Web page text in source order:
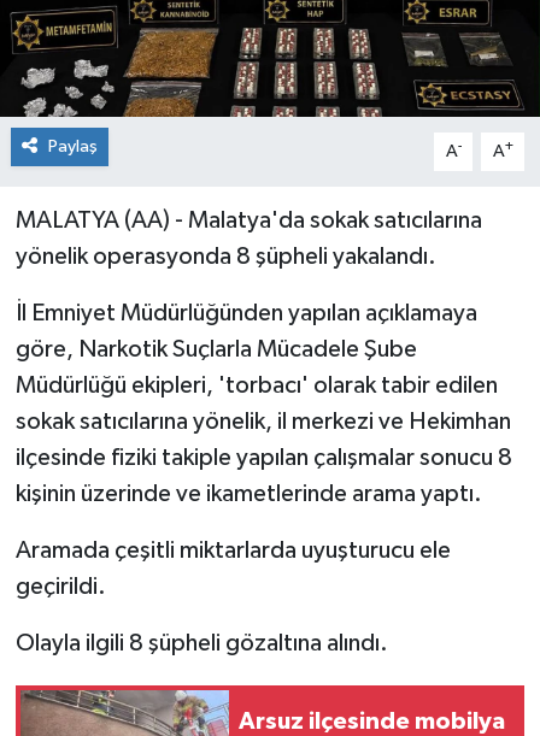
Paylaş A- A+
MALATYA (AA) - Malatya'da sokak satıcılarına
yönelik operasyonda 8 şüpheli yakalandı.
İl Emniyet Müdürlüğünden yapılan açıklamaya
göre, Narkotik Suçlarla Mücadele Şube
Müdürlüğü ekipleri, 'torbacı' olarak tabir edilen
sokak satıcılarına yönelik, il merkezi ve Hekimhan
ilçesinde fiziki takiple yapılan çalışmalar sonucu 8
kişinin üzerinde ve ikametlerinde arama yaptı.
Aramada çeşitli miktarlarda uyuşturucu ele
geçirildi.
Olayla ilgili 8 şüpheli gözaltına alındı.
Arsuz ilçesinde mobilya